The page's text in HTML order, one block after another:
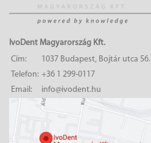
IvoDent Magyarország Kft.
Cím:
1037 Budapest, Bojtár utca 56.
Telefon: +36 1 299-0117
Email:
info@ivodent.hu